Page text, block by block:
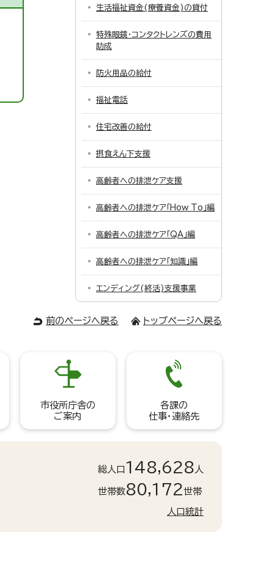
生活福祉資金(療養資金)の貸付
特殊眼鏡・コンタクトレンズの費用
助成
防火用品の給付
福祉電話
住宅改善の給付
摂食えん下支援
高齢者への排泄ケア支援
高齢者への排泄ケア「How To」編
高齢者への排泄ケア「QA」編
高齢者への排泄ケア「知識」編
エンディング(終活)支援事業
前のページへ戻る トップページへ戻る
市役所庁舎の
ご案内
各課の
仕事・連絡先
総人口 148,628 人
世帯数80,172世帯
人口統計